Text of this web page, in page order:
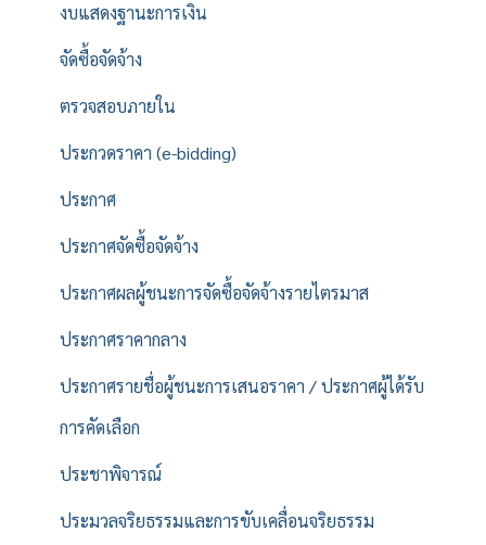
งบแสดงฐานะการเงิน
จัดซื้อจัดจ้าง
ตรวจสอบภายใน
ประกวดราคา (e-bidding)
ประกาศ
ประกาศจัดซื้อจัดจ้าง
ประกาศผลผู้ชนะการจัดซื้อจัดจ้างรายไตรมาส
ประกาศราคากลาง
ประกาศรายชื่อผู้ชนะการเสนอราคา / ประกาศผู้ได้รับ
การคัดเลือก
ประชาพิจารณ์
ประมวลจริยธรรมและการขับเคลื่อนจริยธรรม